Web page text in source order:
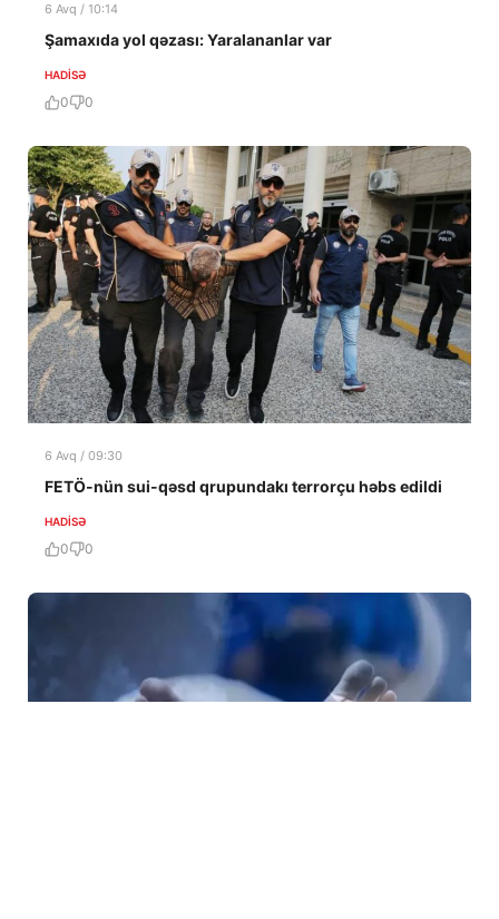
6 Avq / 10:14
Şamaxıda yol qəzası: Yaralananlar var
HADISƏ
0 0
6 Avq / 09:30
FETÖ-nün sui-qəsd qrupundakı terrorçu həbs edildi
HADISƏ
0 0